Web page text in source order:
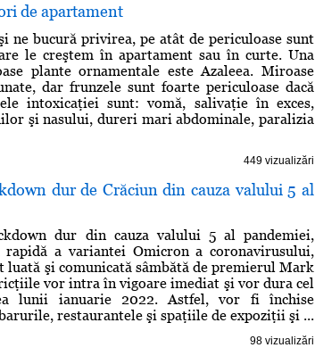
de apartament
ne bucură privirea, pe atât de periculoase sunt
le creştem în apartament sau în curte. Una
plante ornamentale este Azaleea. Miroase
dar frunzele sunt foarte periculoase dacă
intoxicaţiei sunt: vomă, salivaţie în exces,
şi nasului, dureri mari abdominale, paralizia
449 vizualizări
dur de Crăciun din cauza valului 5 al
dur din cauza valului 5 al pandemiei,
rapidă a variantei Omicron a coronavirusului,
luată şi comunicată sâmbătă de premierul Mark
vor intra în vigoare imediat şi vor dura cel
lunii ianuarie 2022. Astfel, vor fi închise
restaurantele şi spaţiile de expoziţii şi ...
98 vizualizări